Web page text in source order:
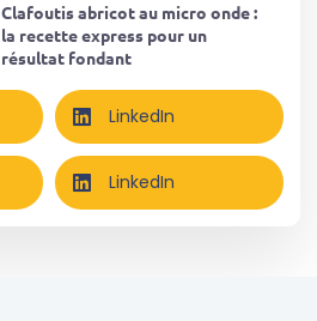
Clafoutis abricot au micro onde :
la recette express pour un
résultat fondant
LinkedIn
LinkedIn